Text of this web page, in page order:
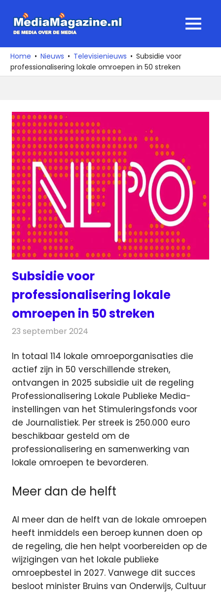
naar
media
over
de
MENU
Home Nieuws Televisienieuws
Subsidie voor
professionalisering lokale omroepen in 50 streken
Subsidie voor
professionalisering lokale
omroepen in 50 streken
23 september 2024
In totaal 114 lokale omroeporganisaties die
actief zijn in 50 verschillende streken,
ontvangen in 2025 subsidie uit de regeling
Professionalisering Lokale Publieke Media-
instellingen van het Stimuleringsfonds voor
de Journalistiek. Per streek is 250.000 euro
beschikbaar gesteld om de
professionalisering en samenwerking van
lokale omroepen te bevorderen.
Meer dan de helft
Al meer dan de helft van de lokale omroepen
heeft inmiddels een beroep kunnen doen op
de regeling, die hen helpt voorbereiden op de
wijzigingen van het lokale publieke
omroepbestel in 2027. Vanwege dit succes
besloot minister Bruins van Onderwijs, Cultuur